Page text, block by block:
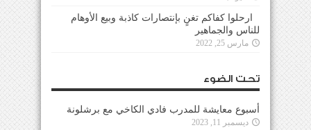
ارحلوا كفاكم تغنٍ بإنتصارات كاذبة وبيع الأوهام
للناس والجماهير
مارس 25, 2022
تحت الضوء
أسبوع معايشة للمدرب فادي الكاخي مع برشلونة
ديسمبر 11, 2023